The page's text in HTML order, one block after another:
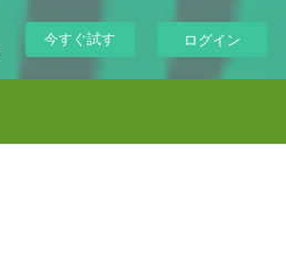
今すぐ試す ログイン